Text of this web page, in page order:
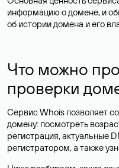
информацию о домене, и
об истории домена и его
Что можно
проверки
Сервис Whois позволяет
домену: посмотреть
регистрация, актуальные
регистратором, а также